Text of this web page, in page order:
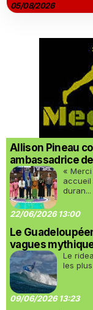
05/08/2026
Allison Pineau
ambassadrice
«
duran...
22/06/2026 13:00
Le
vagues
Le
les
09/06/2026 13:23